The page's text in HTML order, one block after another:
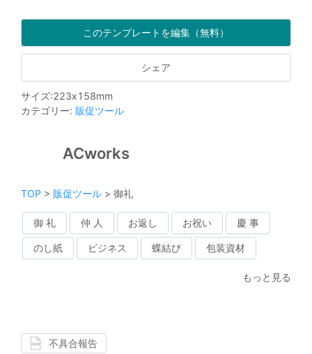
このテンプレートを編集（無料）
シェア
サイズ:223x158mm
カテゴリー: 販促ツール
ACworks
TOP > 販促ツール > 御礼
御 礼 仲 人 お返し お祝い 慶 事
のし紙 ビジネス 蝶結び 包装資材
もっと見る
不具合報告